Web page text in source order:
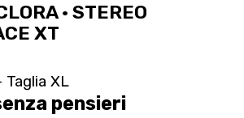
· STEREO
XT
XL
pensieri